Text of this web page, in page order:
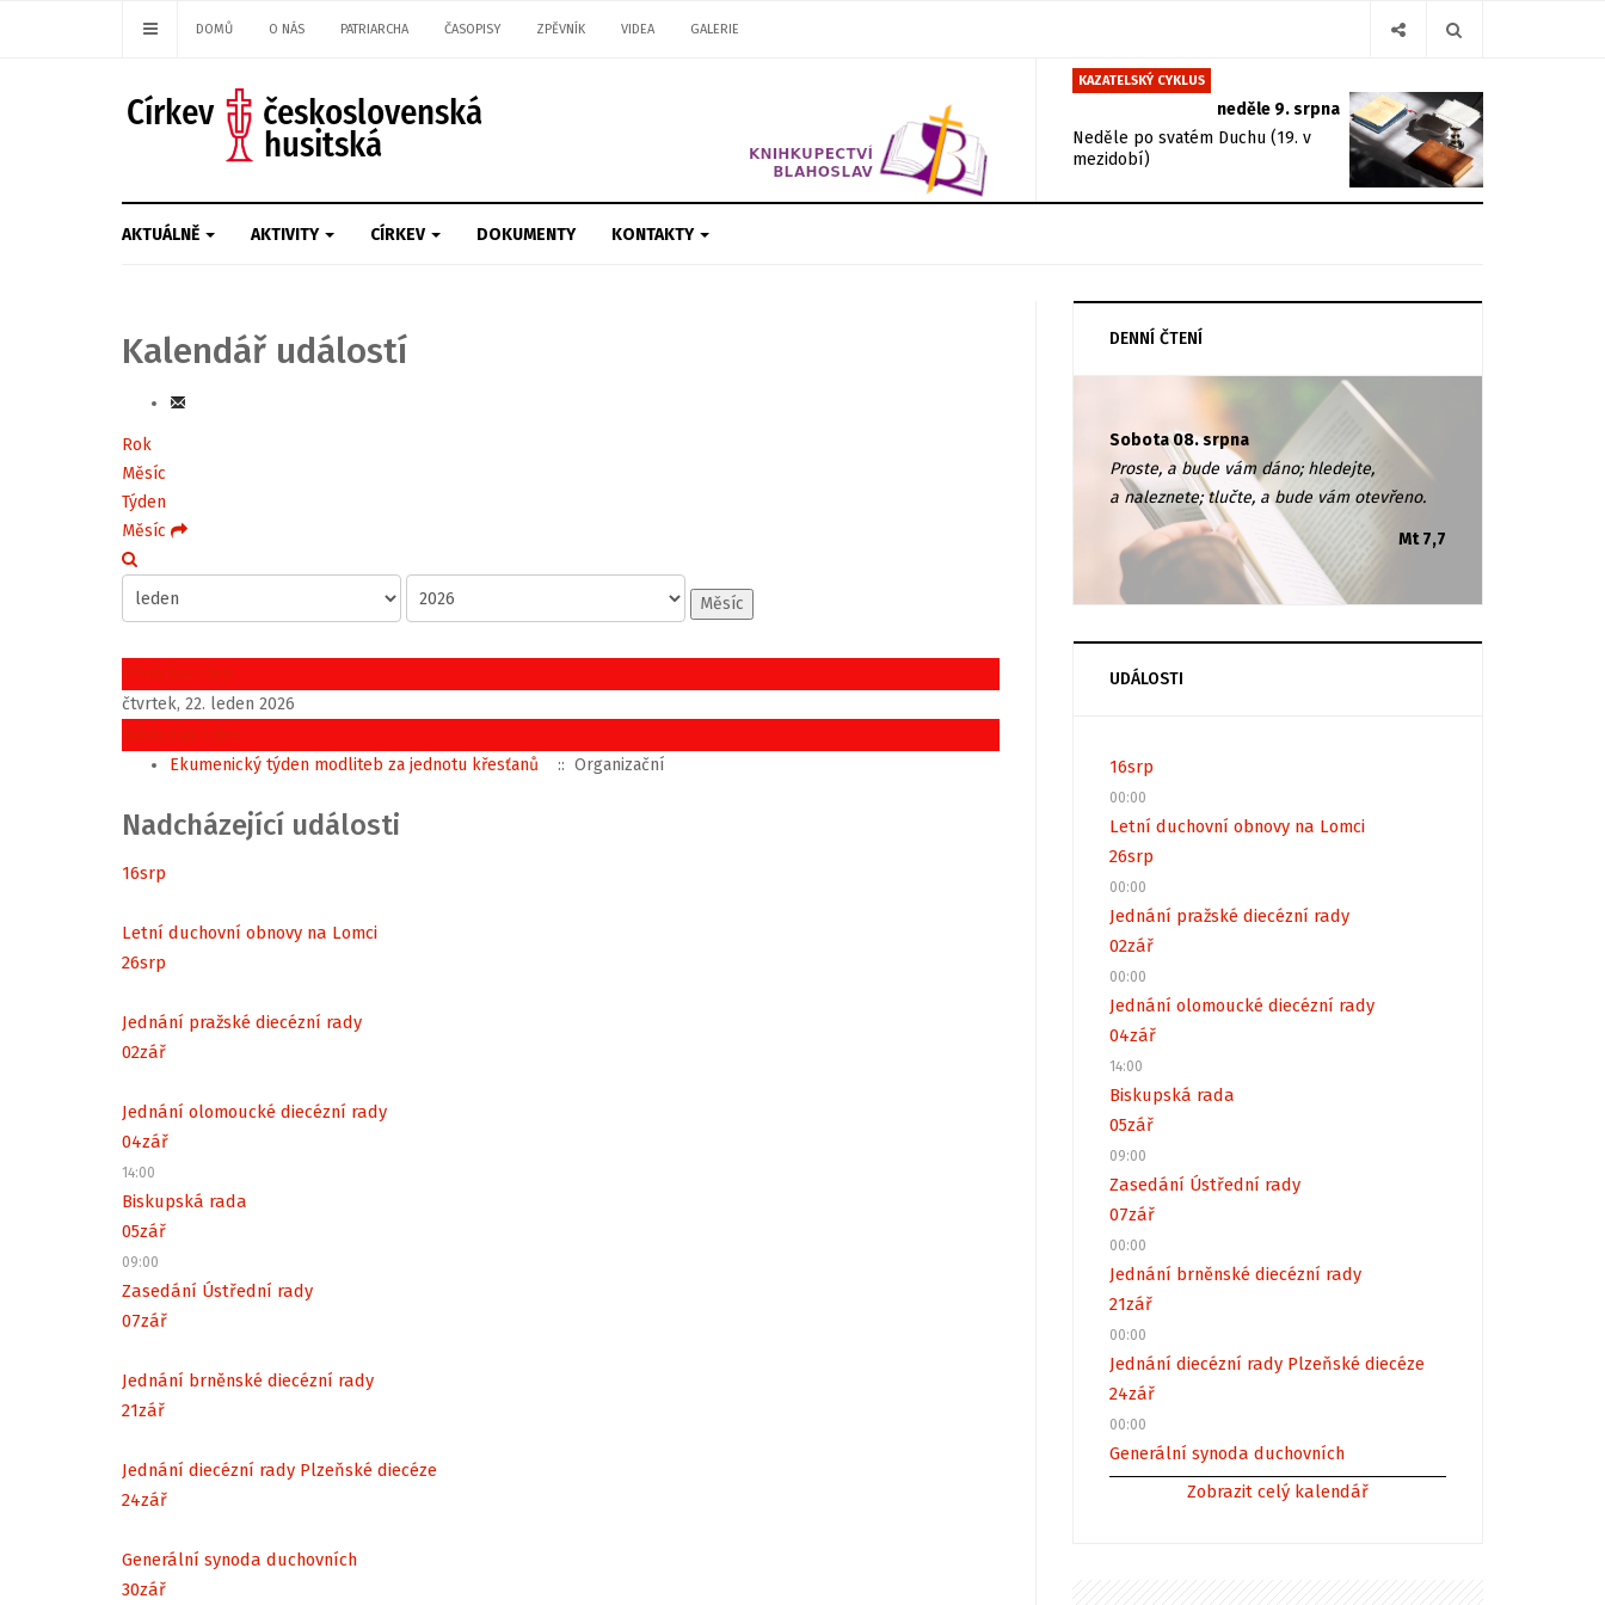
DOMŮ O NÁS PATRIARCHA ČASOPISY ZPĚVNÍK VIDEA GALERIE
KAZATELSKÝ CYKLUS
neděle 9. srpna
Neděle po svatém Duchu (19. v
mezidobí)
AKTUÁLNĚ AKTIVITY CÍRKEV DOKUMENTY KONTAKTY
Kalendář událostí
Rok
Měsíc
Týden
Měsíc
Měsíc
Předchozí den
čtvrtek, 22. leden 2026
Následující den
Ekumenický týden modliteb za jednotu křesťanů
:: Organizační
Nadcházející události
16srp
Letní duchovní obnovy na Lomci
26srp
Jednání pražské diecézní rady
02zář
Jednání olomoucké diecézní rady
04zář
14:00
Biskupská rada
05zář
09:00
Zasedání Ústřední rady
07zář
Jednání brněnské diecézní rady
21zář
Jednání diecézní rady Plzeňské diecéze
24zář
Generální synoda duchovních
30zář
DENNÍ ČTENÍ
Sobota 08. srpna
Proste, a bude vám dáno; hledejte,
a naleznete; tlučte, a bude vám otevřeno.
Mt 7,7
UDÁLOSTI
16srp
00:00
Letní duchovní obnovy na Lomci
26srp
00:00
Jednání pražské diecézní rady
02zář
00:00
Jednání olomoucké diecézní rady
04zář
14:00
Biskupská rada
05zář
09:00
Zasedání Ústřední rady
07zář
00:00
Jednání brněnské diecézní rady
21zář
00:00
Jednání diecézní rady Plzeňské diecéze
24zář
00:00
Generální synoda duchovních
Zobrazit celý kalendář